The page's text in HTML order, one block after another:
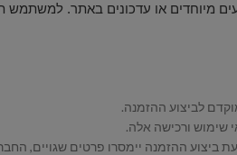
מיוחדים או עדכונים באתר.
ההזמנה יימסרו פרטים שגויים,